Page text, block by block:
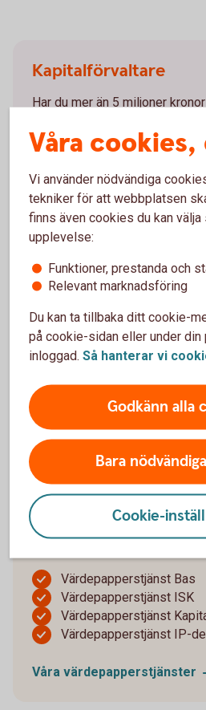
Kapitalförvaltare
Har du mer än 5 miljoner
att förvalta. Du bestämmer
Kapitalförvaltning -
Våra
Våra
Vi har värdepapperstjänster
Värdepapperstjänst Bas
Värdepapperstjänst ISK
Värdepapperstjänst
Värdepapperstjänst IP-
Våra värdepapperstjänster
Våra
Vi använder nödvändiga
tekniker för att webbplatsen
finns även cookies du kan
upplevelse:
Funktioner, prestanda och
Relevant marknadsföring
Du kan ta tillbaka ditt cookie-
på cookie-sidan eller under din
inloggad. Så hanterar vi
Godkänn alla
Bara
Cookie-